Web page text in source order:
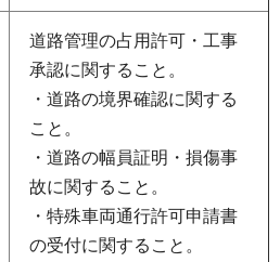
道路管理の占用許可・工事
承認に関すること。
・道路の境界確認に関する
こと。
・道路の幅員証明・損傷事
故に関すること。
・特殊車両通行許可申請書
の受付に関すること。